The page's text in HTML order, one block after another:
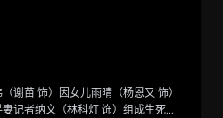
敌突袭家园，卡拉·佐-艾尔（米莉·
女”——不得不与一位意想不到的同
福 饰）意外切入名为“后室”的神秘
，只有漫无边际的黄色房间，没有
谢苗 饰）因女儿雨晴（杨恩又 饰）
记者纳文（林科灯 饰）组成生死同
Grogu (2026)
”丁·贾伦（佩德罗·帕斯卡 饰）与
子并肩登场。冷峻坚毅的赏金猎人丁